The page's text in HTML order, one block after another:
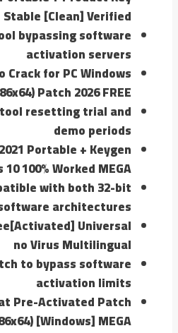
Stable [Clean] Verified
bypassing software
activation servers
for PC Windows
Patch 2026 FREE
resetting trial and
demo periods
Portable + Keygen
100% Worked MEGA
with both 32-bit
architectures
Universal
no Virus Multilingual
to bypass software
activation limits
Pre-Activated Patch
[Windows] MEGA